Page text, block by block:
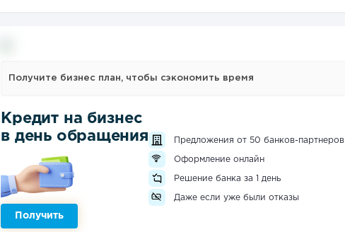
Получите бизнес план, чтобы сэкономить время
Кредит на бизнес
в день обращения
Получить
Предложения от 50 банков-партнеров
Оформление онлайн
Решение банка за 1 день
Даже если уже были отказы